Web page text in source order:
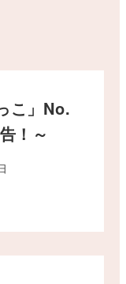
こ」No.
！～